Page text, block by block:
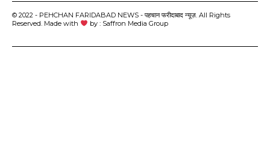
© 2022 - PEHCHAN FARIDABAD NEWS - पहचान फरीदाबाद न्यूज़. All Rights
Reserved. Made with
by : Saffron Media Group